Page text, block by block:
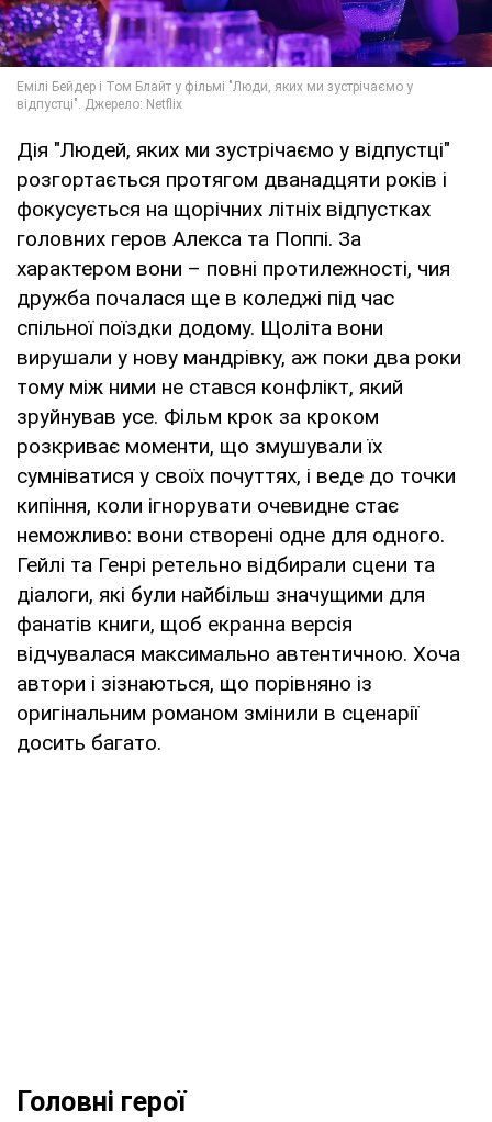
Дія "Людей, яких ми зустрічаємо у відпустці"
розгортається протягом дванадцяти років і
фокусується на щорічних літніх відпустках
головних геров Алекса та Поппі. За
характером вони – повні протилежності, чия
дружба почалася ще в коледжі під час
спільної поїздки додому. Щоліта вони
вирушали у нову мандрівку, аж поки два роки
тому між ними не стався конфлікт, який
зруйнував усе. Фільм крок за кроком
розкриває моменти, що змушували їх
сумніватися у своїх почуттях, і веде до точки
кипіння, коли ігнорувати очевидне стає
неможливо: вони створені одне для одного.
Гейлі та Генрі ретельно відбирали сцени та
діалоги, які були найбільш значущими для
фанатів книги, щоб екранна версія
відчувалася максимально автентичною. Хоча
автори і зізнаються, що порівняно із
оригінальним романом змінили в сценарії
досить багато.
Головні герої